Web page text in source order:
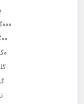
000گجلر سنسیز گجلر سسیز
00گجلر یاشانمیور سنسیز
0گجلر حوسران گجلر آیاز